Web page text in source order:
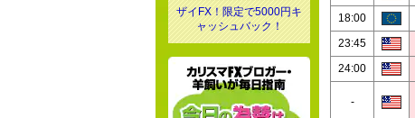
18:00
23:45
24:00
-
ザイFX！限定で5000円キ
ャッシュバック！